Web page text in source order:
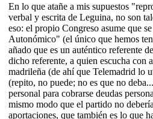
En lo que atañe a mis supuestos
verbal y escrita de Leguina, no son
eso: el propio Congreso asume que
Autonómico" (el único que hemos
añado que es un auténtico referente
dicho referente, a quien escucha con
madrileña (de ahí que Telemadrid lo
(repito, no puede; no es que no
personal para cobrarse deudas
mismo modo que el partido no
aportaciones, que también es lo que